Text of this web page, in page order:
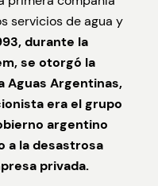
servicios de agua y
durante la
se otorgó la
Aguas Argentinas,
era el grupo
argentino
a la desastrosa
privada.